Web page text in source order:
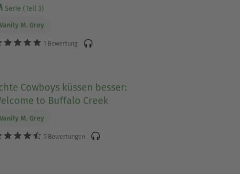
Serie (Teil 3)
Vanity M. Grey
1 Bewertung
Cowboys küssen besser:
to Buffalo Creek
Vanity M. Grey
5 Bewertungen